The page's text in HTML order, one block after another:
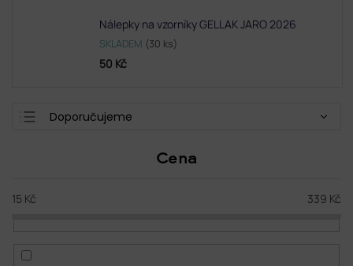
Nálepky na vzorníky GELLAK JARO 2026
SKLADEM (30 ks)
50 Kč
í
Doporučujeme
Cena
15 Kč 339 Kč